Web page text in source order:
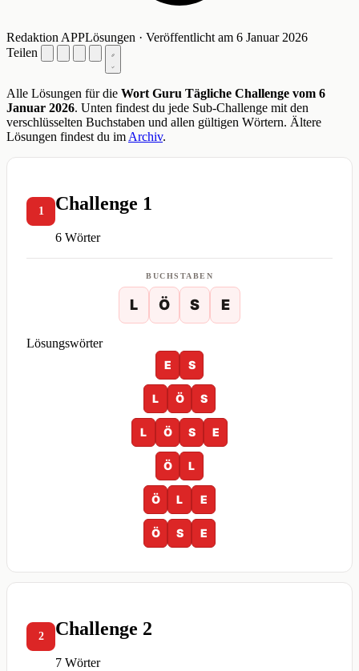
Redaktion APPLösungen · Veröffentlicht am 6 Januar 2026
Teilen
Alle Lösungen für die Wort Guru Tägliche Challenge vom 6
Januar 2026. Unten findest du jede Sub-Challenge mit den
verschlüsselten Buchstaben und allen gültigen Wörtern. Ältere
Lösungen findest du imArchiv.
1 Challenge 1
6 Wörter
BUCHSTABEN
L Ö S E
Lösungswörter
E
S
L Ö S
L Ö S E
Ö L
Ö L E
Ö S E
2 Challenge 2
7 Wörter